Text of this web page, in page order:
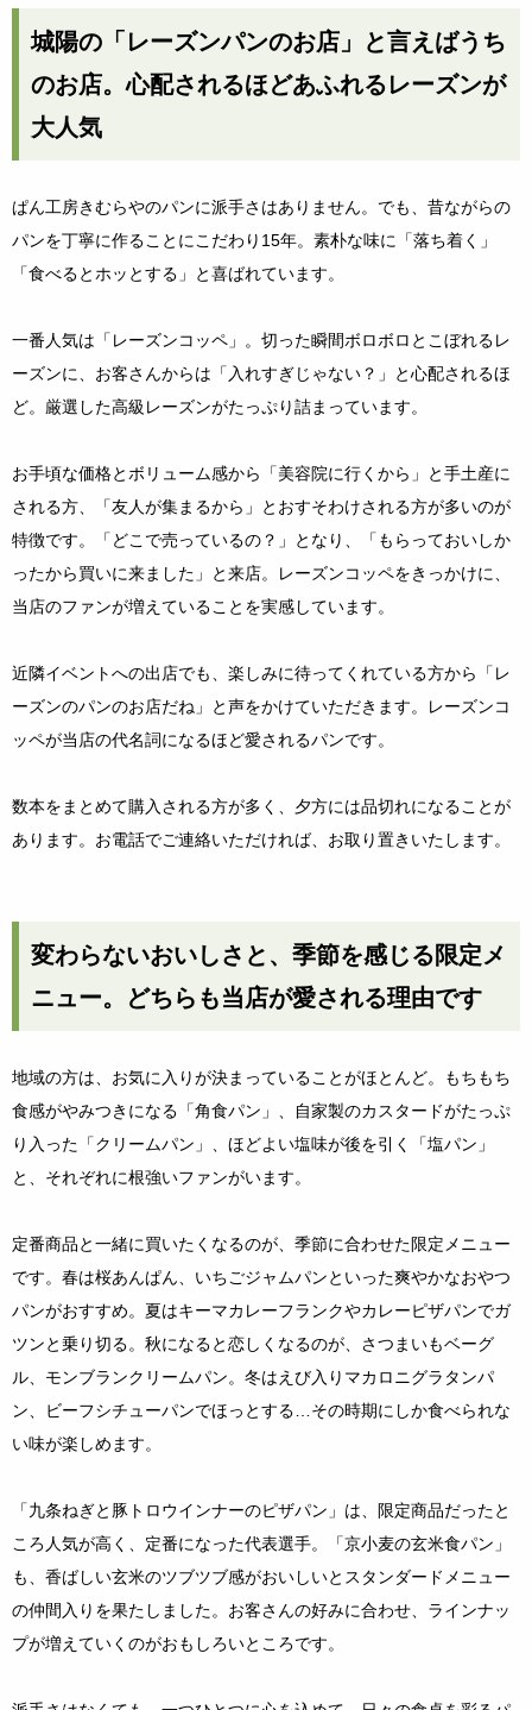
城陽の「レーズンパンのお店」と言えばうち
のお店。心配されるほどあふれるレーズンが
大人気
ぱん工房きむらやのパンに派手さはありません。でも、昔ながらの
パンを丁寧に作ることにこだわり15年。素朴な味に「落ち着く」
「食べるとホッとする」と喜ばれています。
一番人気は「レーズンコッペ」。切った瞬間ボロボロとこぼれるレ
ーズンに、お客さんからは「入れすぎじゃない？」と心配されるほ
ど。厳選した高級レーズンがたっぷり詰まっています。
お手頃な価格とボリューム感から「美容院に行くから」と手土産に
される方、「友人が集まるから」とおすそわけされる方が多いのが
特徴です。「どこで売っているの？」となり、「もらっておいしか
ったから買いに来ました」と来店。レーズンコッペをきっかけに、
当店のファンが増えていることを実感しています。
近隣イベントへの出店でも、楽しみに待ってくれている方から「レ
ーズンのパンのお店だね」と声をかけていただきます。レーズンコ
ッペが当店の代名詞になるほど愛されるパンです。
数本をまとめて購入される方が多く、夕方には品切れになることが
あります。お電話でご連絡いただければ、お取り置きいたします。
変わらないおいしさと、季節を感じる限定メ
ニュー。どちらも当店が愛される理由です
地域の方は、お気に入りが決まっていることがほとんど。もちもち
食感がやみつきになる「角食パン」、自家製のカスタードがたっぷ
り入った「クリームパン」、ほどよい塩味が後を引く「塩パン」
と、それぞれに根強いファンがいます。
定番商品と一緒に買いたくなるのが、季節に合わせた限定メニュー
です。春は桜あんぱん、いちごジャムパンといった爽やかなおやつ
パンがおすすめ。夏はキーマカレーフランクやカレーピザパンでガ
ツンと乗り切る。秋になると恋しくなるのが、さつまいもベーグ
ル、モンブランクリームパン。冬はえび入りマカロニグラタンパ
ン、ビーフシチューパンでほっとする…その時期にしか食べられな
い味が楽しめます。
「九条ねぎと豚トロウインナーのピザパン」は、限定商品だったと
ころ人気が高く、定番になった代表選手。「京小麦の玄米食パン」
も、香ばしい玄米のツブツブ感がおいしいとスタンダードメニュー
の仲間入りを果たしました。お客さんの好みに合わせ、ラインナッ
プが増えていくのがおもしろいところです。